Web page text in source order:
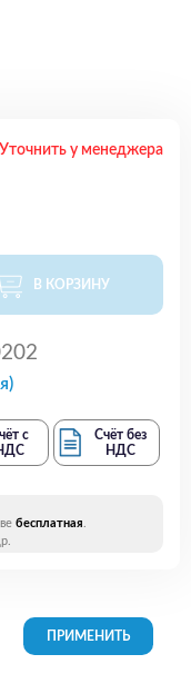
Уточнить у менеджера
В КОРЗИНУ
с
Счёт без
НДС
бесплатная.